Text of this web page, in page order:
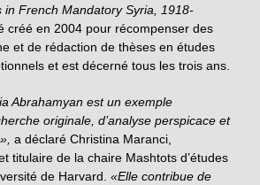
in French Mandatory Syria, 1918-
créé en 2004 pour récompenser des
et de rédaction de thèses en études
et est décerné tous les trois ans.
Abrahamyan est un exemple
originale, d’analyse perspicace et
a déclaré Christina Maranci,
titulaire de la chaire Mashtots d’études
de Harvard. «Elle contribue de